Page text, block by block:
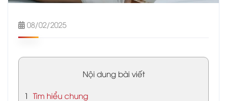
08/02/2025
Nội dung bài viết
1 Tìm hiểu chung